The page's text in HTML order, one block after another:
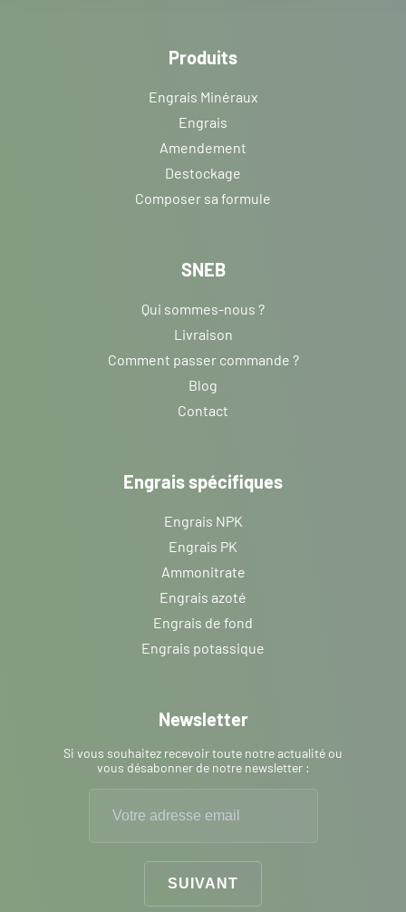
Produits
Engrais Minéraux
Engrais
Amendement
Destockage
Composer sa formule
SNEB
Qui sommes-nous ?
Livraison
Comment passer commande ?
Blog
Contact
Engrais spécifiques
Engrais NPK
Engrais PK
Ammonitrate
Engrais azoté
Engrais de fond
Engrais potassique
Newsletter
Si vous souhaitez recevoir toute notre actualité ou
vous désabonner de notre newsletter :